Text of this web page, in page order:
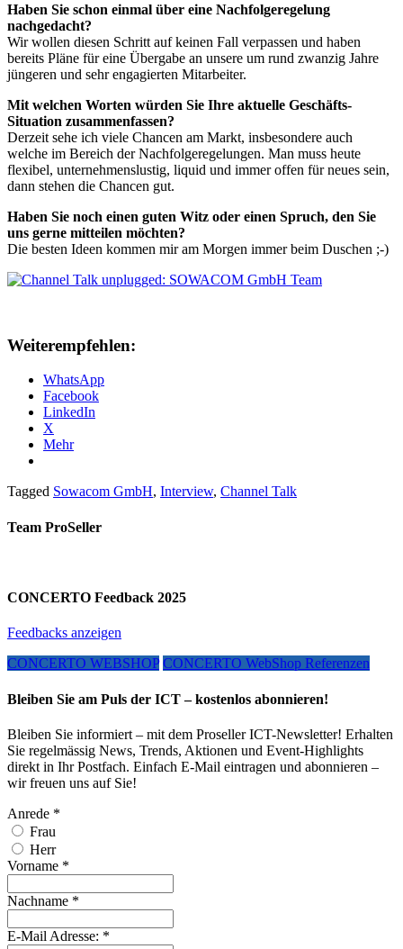
Haben Sie schon einmal über eine Nachfolgeregelung
nachgedacht?
Wir wollen diesen Schritt auf keinen Fall verpassen und haben
bereits Pläne für eine Übergabe an unsere um rund zwanzig Jahre
jüngeren und sehr engagierten Mitarbeiter.
Mit welchen Worten würden Sie Ihre aktuelle Geschäfts-
Situation zusammenfassen?
Derzeit sehe ich viele Chancen am Markt, insbesondere auch
welche im Bereich der Nachfolgeregelungen. Man muss heute
flexibel, unternehmenslustig, liquid und immer offen für neues sein,
dann stehen die Chancen gut.
Haben Sie noch einen guten Witz oder einen Spruch, den Sie
uns gerne mitteilen möchten?
Die besten Ideen kommen mir am Morgen immer beim Duschen ;-)
Weiterempfehlen:
WhatsApp
Facebook
LinkedIn
X
Mehr
Tagged Sowacom GmbH, Interview, Channel Talk
Team ProSeller
CONCERTO Feedback 2025
Feedbacks anzeigen
CONCERTO WEBSHOP CONCERTO WebShop Referenzen
Bleiben Sie am Puls der ICT – kostenlos abonnieren!
Bleiben Sie informiert – mit dem Proseller ICT-Newsletter! Erhalten
Sie regelmässig News, Trends, Aktionen und Event-Highlights
direkt in Ihr Postfach. Einfach E-Mail eintragen und abonnieren –
wir freuen uns auf Sie!
Anrede *
Frau
Herr
Vorname *
Nachname *
E-Mail Adresse: *